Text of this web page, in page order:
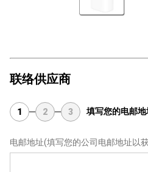
联络供应商
1 2 3 填写您的电邮地
电邮地址(填写您的公司电邮地址以